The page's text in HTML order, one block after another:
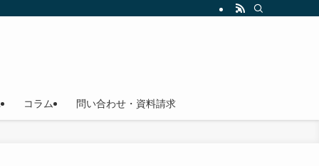
コラム 問い合わせ・資料請求